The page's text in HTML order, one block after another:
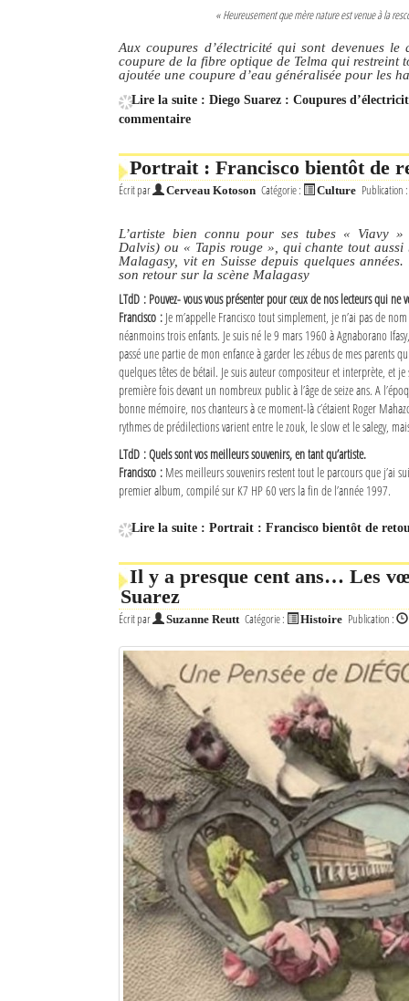
« Heureusement que mère nature est venue à la
Aux coupures d’électricité qui sont devenues
coupure de la fibre optique de Telma qui restreint
ajoutée une coupure d’eau généralisée pour les
Lire la suite : Diego Suarez : Coupures
commentaire
Portrait : Francisco bientôt de
Écrit par Cerveau Kotoson Catégorie : Culture Publication :
L’artiste bien connu pour ses tubes « Viavy »
Dalvis) ou « Tapis rouge », qui chante tout aussi
Malagasy, vit en Suisse depuis quelques
son retour sur la scène Malagasy
LTdD : Pouvez- vous vous présenter pour ceux de nos lecteurs qui ne
Francisco : Je m’appelle Francisco tout simplement, je n’ai pas de
néanmoins trois enfants. Je suis né le 9 mars 1960 à Agnaborano
passé une partie de mon enfance à garder les zébus de mes parents
quelques têtes de bétail. Je suis auteur compositeur et interprète, et
première fois devant un nombreux public à l’âge de seize ans. A
bonne mémoire, nos chanteurs à ce moment-là c’étaient Roger
rythmes de prédilections varient entre le zouk, le slow et le salegy,
LTdD : Quels sont vos meilleurs souvenirs, en tant qu’artiste.
Francisco : Mes meilleurs souvenirs restent tout le parcours que j’ai
premier album, compilé sur K7 HP 60 vers la fin de l’année 1997.
Lire la suite : Portrait : Francisco bientôt de
Il y a presque cent ans… Les
Suarez
Écrit par Suzanne Reutt Catégorie : Histoire Publication :